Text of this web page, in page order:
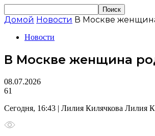
Домой Новости В Москве
Новости
В Москве женщина
08.07.2026
61
Сегодня, 16:43 | Лилия Килячкова Лилия